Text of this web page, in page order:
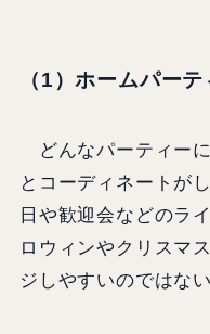
（1）ホームパー
どんなパーティー
とコーディネートが
日や歓迎会などのラ
ロウィンやクリスマ
ジしやすいのではな